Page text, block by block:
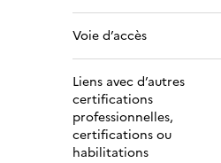
Voie d’accès
Liens avec d’autres
certifications
professionnelles,
certifications ou
habilitations